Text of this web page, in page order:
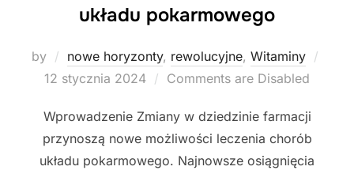
układu pokarmowego
by nowe horyzonty, rewolucyjne, Witaminy
12 stycznia 2024 Comments are Disabled
Wprowadzenie Zmiany w dziedzinie farmacji
przynoszą nowe możliwości leczenia chorób
układu pokarmowego. Najnowsze osiągnięcia